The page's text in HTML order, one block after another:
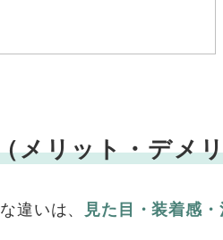
メリット・デメ
違いは、 見た目・装着感